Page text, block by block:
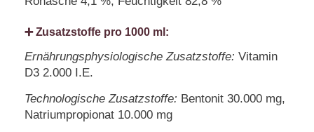
➕ Zusatzstoffe pro 1000 ml:
Ernährungsphysiologische Zusatzstoffe: Vitamin
D3 2.000 I.E.
Technologische Zusatzstoffe: Bentonit 30.000 mg,
Natriumpropionat 10.000 mg